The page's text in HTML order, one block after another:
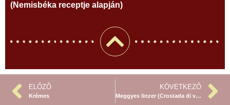
(Nemisbéka receptje alapján)
ELŐZŐ
Krémes
KÖVETKEZŐ
Meggyes linzer (Crostada di visciole)